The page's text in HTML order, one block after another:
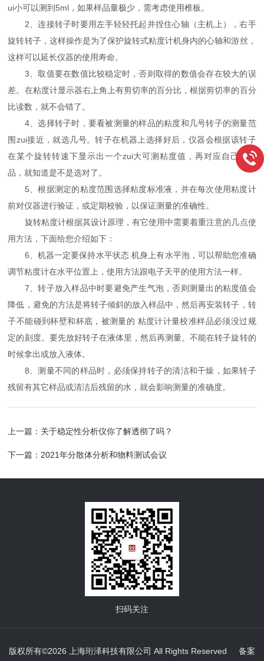
ui小可以测到5ml，如果样品量极少，需考虑使用椎板。
2、连接转子时要用左手轻轻托起并捏住心轴（主机上），右手
旋转转子，这样操作是为了保护旋转式粘度计机身内的心轴和游丝，
这样可以延长仪器的使用寿命。
3、取值要在数值比较稳定时，否则取得的数值会存在较大的误
差。在粘度计显示器右上角上有剪切率的百分比，根据剪切率的百分
比读数，就不会错了。
4、选择转子时，要看被测量的样品的粘度和几号转子的测量范
围zui接近，就选几号。转子在机器上选择好后，仪器会根据该转子
在某个旋转转速下显示出一个zui大可测粘度值，再对应自己的样
品，就知道是不是选对了。
5、根据测定的粘度范围选择粘度标准液，并在每次使用粘度计
前对仪器进行验证，或定期校验，以保证测量的准确性。
旋转粘度计根据其设计原理，有它使用中需要着重注意的几点使
用方法，下面给您介绍如下：
6、机器一定要保持水平状态 机身上有水平泡，可以帮助您准确
调节粘度计在水平位置上，使用方法跟电子天平的使用方法一样。
7、转子放入样品中时要避免产生气泡，否则测量出的粘度值会
降低，避免的方法是将转子倾斜的放入样品中，然后再安装转子，转
子不能碰到杯壁和杯底，被测量的 粘度计计量校准样品必须没过规
定的刻度。要先放好转子在液体里，然后再测量。不能在转子旋转的
时候拿出或放入液体。
8、测量不同的样品时，必须保持转子的清洁和干燥，如果转子
残留有其它样品或清洁后残留的水，就会影响测量的准确度。
上一篇： 关于稳定性分析仪你了解透彻了吗？
下一篇： 2021年分散体分析和物料测试会议
扫码关注
版权所有©2026 上海珩泽科技有限公司 All Rights Reserved 备案